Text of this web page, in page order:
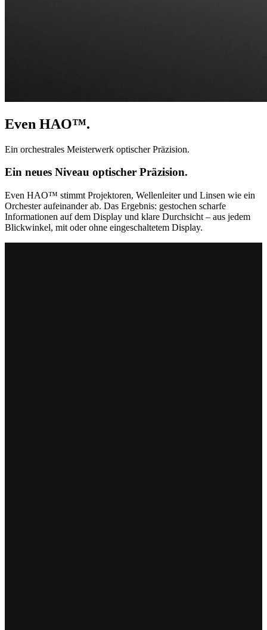
Even HAO™.
Ein orchestrales Meisterwerk optischer Präzision.
Ein neues Niveau optischer Präzision.
Even HAO™ stimmt Projektoren, Wellenleiter und Linsen wie ein
Orchester aufeinander ab. Das Ergebnis: gestochen scharfe
Informationen auf dem Display und klare Durchsicht – aus jedem
Blickwinkel, mit oder ohne eingeschaltetem Display.